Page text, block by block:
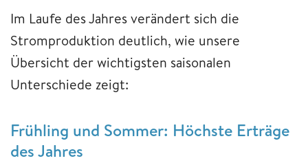
Im Laufe des Jahres verändert sich die
Stromproduktion deutlich, wie unsere
Übersicht der wichtigsten saisonalen
Unterschiede zeigt:
Frühling und Sommer: Höchste Erträge
des Jahres